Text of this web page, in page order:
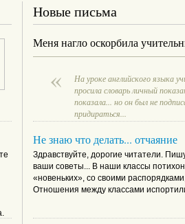
Новые письма
Меня нагло оскорбила
На уроке английского языка
просила словарь личный
показала... но он был не
придираться...
Не знаю что делать... отчаяние
Здравствуйте, дорогие читатели.
ваши советы... В наши классы
«новеньких», со своими
Отношения между классами